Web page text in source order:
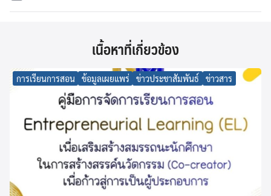
เนื้อหาที่เกี่ยวข้อง
การเรียนการสอน ข้อมูลเผยแพร่ ข่าวประชาสัมพันธ์ ข่าวสาร